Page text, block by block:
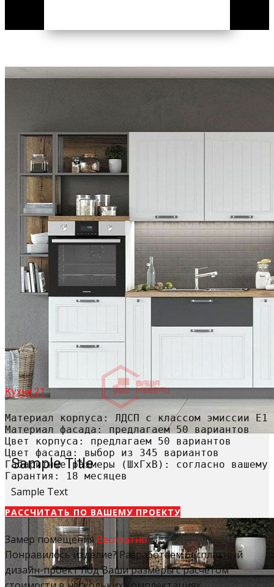
Sample Title
Sample Text
Кухня 21
Материал корпуса: ЛДСП с классом эмиссии Е1
Материал фасада: предлагаем 50 вариантов
Цвет корпуса: предлагаем 50 вариантов
Цвет фасада: выбор из 345 вариантов
Габаритные размеры (ШхГхВ): согласно вашему
Гарантия: 18 месяцев
РАССЧИТАТЬ​ ПО ВАШЕМУ ПРОЕКТУ
Замер помещенияБесплатно
Понравилось изделие? Разработаем бесплатный
дизайн-проект под Ваши размеры с расчетом